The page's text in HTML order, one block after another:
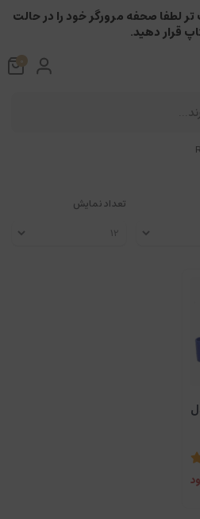
تعداد نمایش
لطفا صحفه مرورگر خود را در حالت
قرار دهید.
0